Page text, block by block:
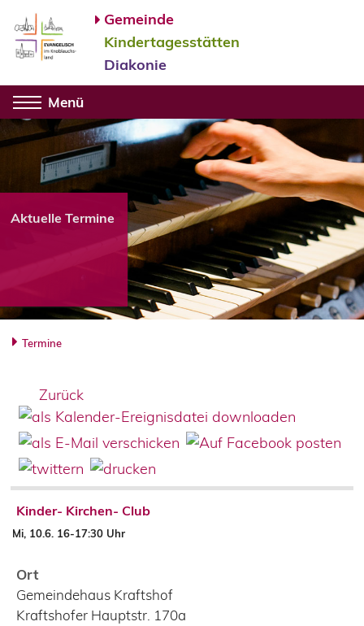
Gemeinde
Kindertagesstätten
Diakonie
Menü
Aktuelle Termine
Termine
Zurück
Kinder- Kirchen- Club
Mi, 10.6. 16-17:30 Uhr
Ort
Gemeindehaus Kraftshof
Kraftshofer Hauptstr. 170a